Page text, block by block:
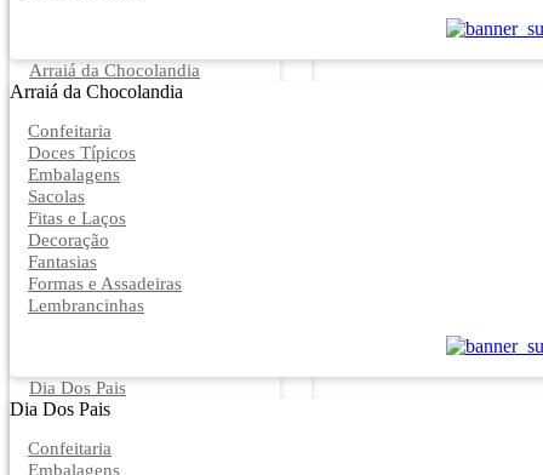
Arraiá da Chocolandia
Arraiá da Chocolandia
Confeitaria
Doces Típicos
Embalagens
Sacolas
Fitas e Laços
Decoração
Fantasias
Formas e Assadeiras
Lembrancinhas
Dia Dos Pais
Dia Dos Pais
Confeitaria
Embalagens